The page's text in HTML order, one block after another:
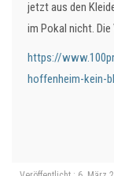
jetzt aus den
im Pokal nicht.
https://
hoffenheim-kein-